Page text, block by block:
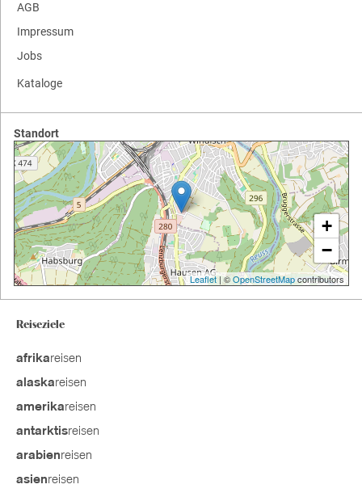
AGB
Impressum
Jobs
Kataloge
Standort
+
−
Leaflet| ©OpenStreetMapcontributors
Reiseziele
afrikareisen
alaskareisen
amerikareisen
antarktisreisen
arabienreisen
asienreisen